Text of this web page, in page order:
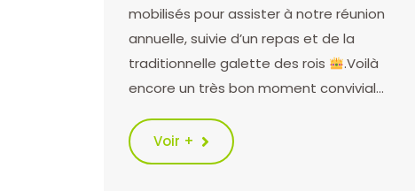
mobilisés pour assister à notre réunion
annuelle, suivie d’un repas et de la
traditionnelle galette des rois
.Voilà
encore un très bon moment convivial…
Voir +